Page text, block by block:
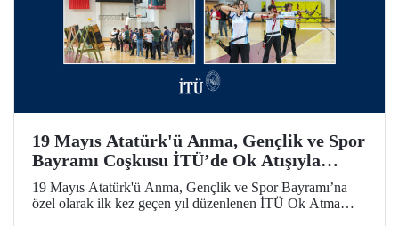
19 Mayıs Atatürk'ü Anma, Gençlik ve Spor
Bayramı Coşkusu İTÜ’de Ok Atışıyla
Yaşandı
19 Mayıs Atatürk'ü Anma, Gençlik ve Spor Bayramı’na
özel olarak ilk kez geçen yıl düzenlenen İTÜ Ok Atma